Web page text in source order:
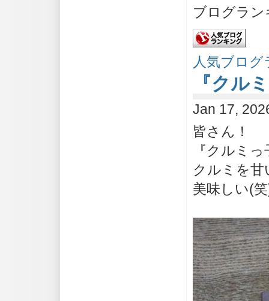
ブログラン
人気ブロ
『クル
Jan 17,
皆さん！
『クルミ
クルミを
美味しい(